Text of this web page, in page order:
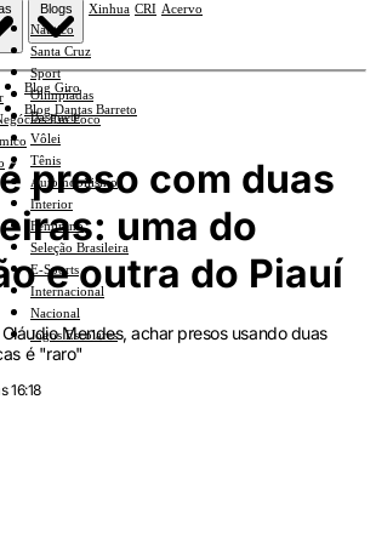
Náutico
Santa Cruz
Sport
Olimpíadas
Basquete
Vôlei
Tênis
Automobilismo
Interior
Feminino
Seleção Brasileira
E-Sports
Internacional
Nacional
Jogos Escolares
Em Foco
Blogs
Blog Giro
Blog Dantas Barreto
Xinhua CRI Acervo
preso com duas
uma do
e outra do Piauí
Mendes, achar presos usando duas
é "raro"
16:18